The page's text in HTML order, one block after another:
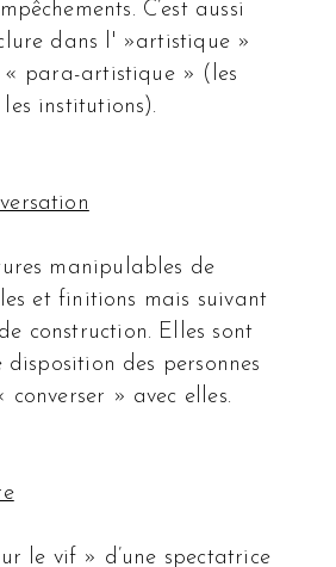
C’est aussi
dans l' »artistique »
« para-artistique » (les
les institutions).
manipulables de
et finitions mais suivant
construction. Elles sont
disposition des personnes
converser » avec elles.
le vif » d’une spectatrice